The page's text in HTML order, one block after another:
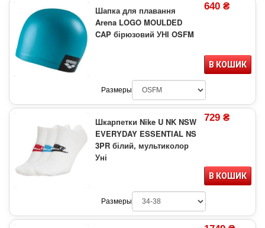
Шапка для плавання
Arena LOGO MOULDED
CAP бірюзовий УНІ OSFM
640 ₴
В КОШИК
Размеры
Шкарпетки Nike U NK NSW
EVERYDAY ESSENTIAL NS
3PR білий, мультиколор
Уні
729 ₴
В КОШИК
Размеры